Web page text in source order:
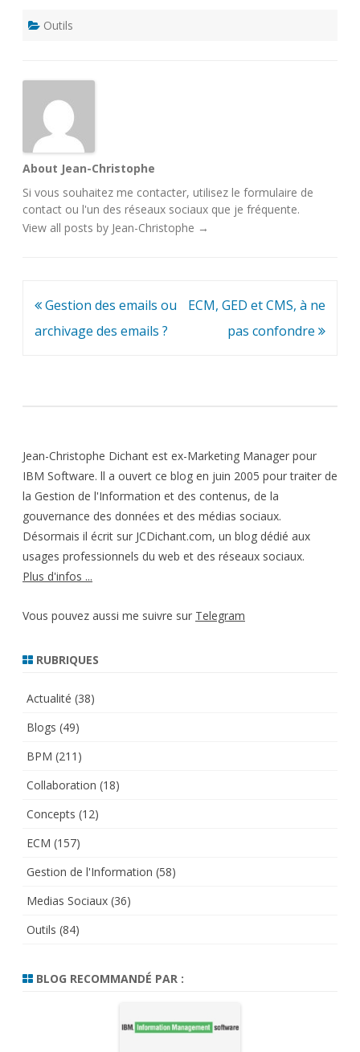
Outils
About Jean-Christophe
Si vous souhaitez me contacter, utilisez le formulaire de
contact ou l'un des réseaux sociaux que je fréquente.
View all posts by Jean-Christophe →
Navigation
de
Gestion des emails ou
archivage des emails ?
ECM, GED et CMS, à ne
pas confondre
Jean-Christophe Dichant est ex-Marketing Manager pour
IBM Software. ll a ouvert ce blog en juin 2005 pour traiter de
la Gestion de l'Information et des contenus, de la
gouvernance des données et des médias sociaux.
Désormais il écrit sur JCDichant.com, un blog dédié aux
usages professionnels du web et des réseaux sociaux.
Plus d'infos ...
Vous pouvez aussi me suivre sur Telegram
RUBRIQUES
Actualité (38)
Blogs (49)
BPM (211)
Collaboration (18)
Concepts (12)
ECM (157)
Gestion de l'Information (58)
Medias Sociaux (36)
Outils (84)
BLOG RECOMMANDÉ PAR :